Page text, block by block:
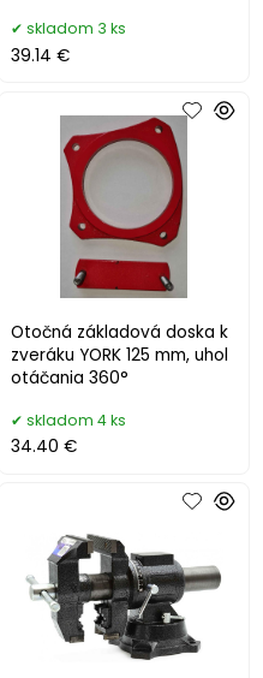
skladom 3 ks
39.14 €
Otočná základová doska k
zveráku YORK 125 mm, uhol
otáčania 360°
skladom 4 ks
34.40 €